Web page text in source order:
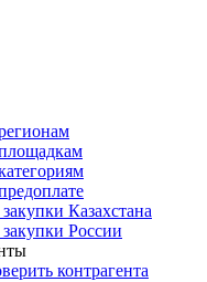
Казахстана
России
контрагента